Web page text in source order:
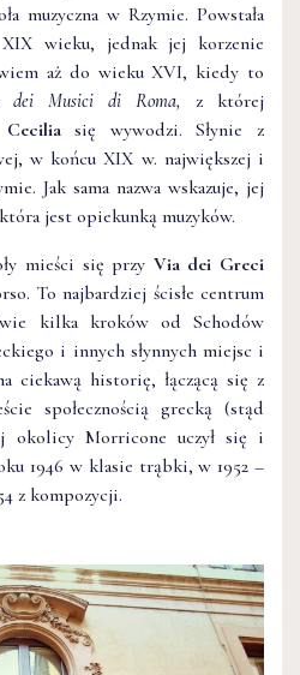
muzyczna w Rzymie. Powstała
wieku, jednak jej korzenie
aż do wieku XVI, kiedy to
dei Musici di Roma, z której
się wywodzi. Słynie z
w końcu XIX w. największej i
Jak sama nazwa wskazuje, jej
jest opiekunką muzyków.
mieści się przy Via dei Greci
To najbardziej ścisłe centrum
kilka kroków od Schodów
i innych słynnych miejsc i
ciekawą historię, łączącą się z
społecznością grecką (stąd
okolicy Morricone uczył się i
1946 w klasie trąbki, w 1952 –
z kompozycji.